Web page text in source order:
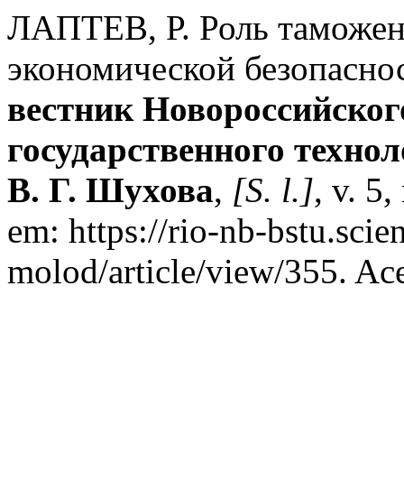
ЛАПТЕВ, Р. Роль
экономической
вестник
государственного
В. Г. Шухова, [S. l.], v.
em: https://rio-nb-
molod/article/view/355.